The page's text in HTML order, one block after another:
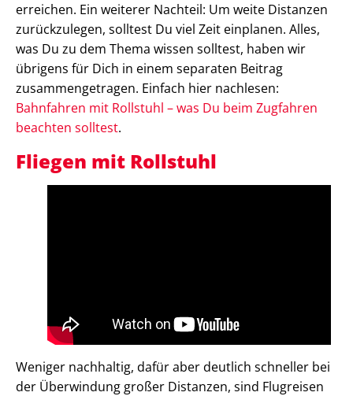
erreichen. Ein weiterer Nachteil: Um weite Distanzen
zurückzulegen, solltest Du viel Zeit einplanen. Alles,
was Du zu dem Thema wissen solltest, haben wir
übrigens für Dich in einem separaten Beitrag
zusammengetragen. Einfach hier nachlesen:
Bahnfahren mit Rollstuhl – was Du beim Zugfahren
beachten solltest.
Fliegen mit Rollstuhl
Weniger nachhaltig, dafür aber deutlich schneller bei
der Überwindung großer Distanzen, sind Flugreisen